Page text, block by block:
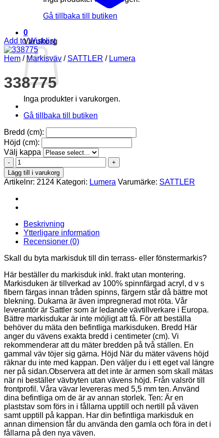
Gå tillbaka till butiken
0
Varukorg
Inga produkter i varukorgen.
Gå tillbaka till butiken
Add to Wishlist
Hem / Markisväv / SATTLER / Lumera
338775
Bredd (cm):
Höjd (cm):
Välj kappa
338775
mängd
Lägg till i varukorg
Artikelnr: 2124 Kategori: Lumera Varumärke: SATTLER
Beskrivning
Ytterligare information
Recensioner (0)
Skall du byta markisduk till din terrass- eller fönstermarkis?
Här beställer du markisduk inkl. frakt utan montering.
Markisduken är tillverkad av 100% spinnfärgad acryl, d v s
fibern färgas innan tråden spinns, färgern står då bättre mot
blekning. Dukarna är även impregnerad mot röta. Vår
leverantör är Sattler som är ledande vävtillverkare i Europa.
Bättre markisdukar är inte möjligt att få. För att beställa
behöver du mäta den befintliga markisduken. Bredd Här
anger du vävens exakta bredd i centimeter (cm). Vi
rekommenderar att du mäter bredden på två ställen. En
gammal väv töjer sig gärna. Höjd När du mäter vävens höjd
räknar du inte med kappan. Den väljer du i ett eget val längre
ner på sidan.Observera att det inte är armen som skall mätas
när ni beställer vävbyten utan vävens höjd. Från valsrör till
frontprofil. Våra vävar levereras med 5,5 mm ten. Använd
dina befintliga om de är av annan storlek. Ten: Är en
plaststav som förs in i fållarna upptill och nertill på väven
samt upptill på kappan. Har din befintliga markisduk en
annan dimension får du använda den gamla och föra in det i
fållarna på den nya väven.